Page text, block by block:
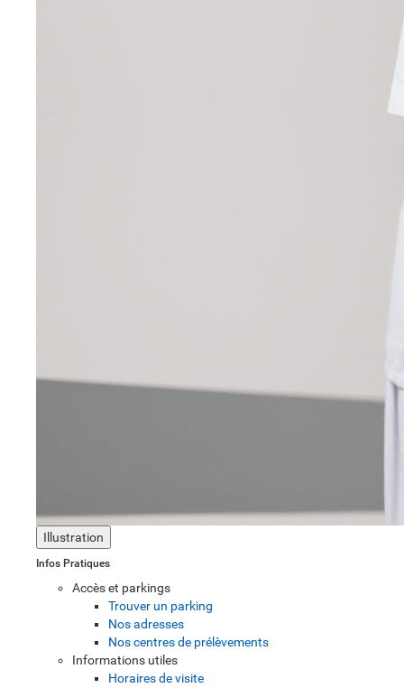
Illustration
Infos Pratiques
Accès et parkings
Trouver un parking
Nos adresses
Nos centres de prélèvements
Informations utiles
Horaires de visite